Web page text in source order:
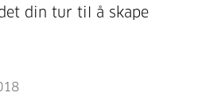
din tur til å skape